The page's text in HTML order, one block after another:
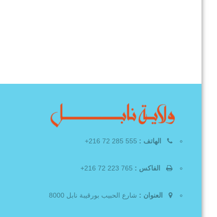
الهاتف :
الفاكس :
العنوان : شارع الحبيب بورقيبة نابل 8000